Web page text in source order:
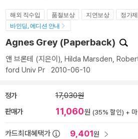
해외 직수입 품절보상 지연보상 정가제
바인딩, 에디션 안내
Agnes Grey (Paperback)
앤 브론테 (지은이), Hilda Marsden,
ford Univ Pr 2010-06-10
정가 17,030원
판매가 11,060원 (35% 할인) +
카드최대혜택가 9,401원